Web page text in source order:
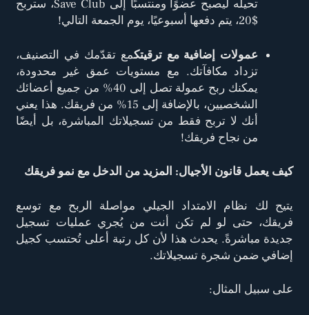
تحيله ليصبح عضوًا ومنتسبًا إلى Save Club، ستربح
$20، يتم دفعها أسبوعيًا، يوم الجمعة التالي!
عمولات إضافية مع ترقيتكمع تقدّمك في التصنيف،
تزداد مكافآتك. مع مستويات عمق غير محدودة،
يمكنك ربح عمولة تصل إلى 40% من جميع أعضائك
الشخصيين، بالإضافة إلى 15% من فريقك. هذا يعني
أنك لا تربح فقط من تسجيلاتك المباشرة، بل أيضًا
من نجاح فريقك!
كيف يعمل قانون الأجيال: المزيد من الدخل مع نمو فريقك
يتيح لك نظام الامتداد الجيلي مواصلة الربح مع توسع
فريقك، حتى لو لم تكن أنت من يُجري عمليات تسجيل
جديدة مباشرةً. يحدث هذا لأن كل رتبة أعلى تُحتسب كجيل
إضافي ضمن شجرة تسجيلاتك.
على سبيل المثال: